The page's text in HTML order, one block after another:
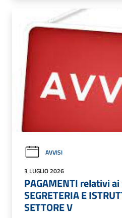
AVVISI
3 LUGLIO 2026
PAGAMENTI relativi
SEGRETERIA E
SETTORE V